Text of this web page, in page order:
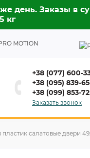
день. Заказы в
кг
MOTION
+38 (077) 600-
+38 (095) 839-
+38 (099) 853-
Заказать звонок
салатовые двери